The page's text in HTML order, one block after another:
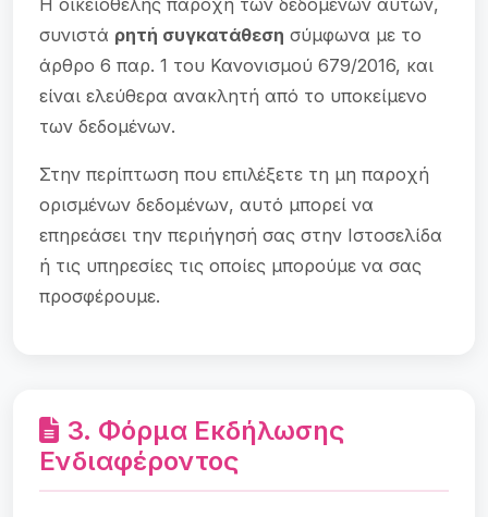
Η οικειοθελής παροχή των δεδομένων αυτών,
συνιστά ρητή συγκατάθεση σύμφωνα με το
άρθρο 6 παρ. 1 του Κανονισμού 679/2016, και
είναι ελεύθερα ανακλητή από το υποκείμενο
των δεδομένων.
Στην περίπτωση που επιλέξετε τη μη παροχή
ορισμένων δεδομένων, αυτό μπορεί να
επηρεάσει την περιήγησή σας στην Ιστοσελίδα
ή τις υπηρεσίες τις οποίες μπορούμε να σας
προσφέρουμε.
3. Φόρμα Εκδήλωσης
Ενδιαφέροντος